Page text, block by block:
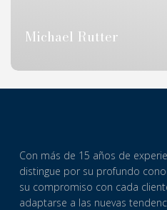
Michael Rutter
Con más de 15 años de
distingue por su profundo
su compromiso con cada
adaptarse a las nuevas